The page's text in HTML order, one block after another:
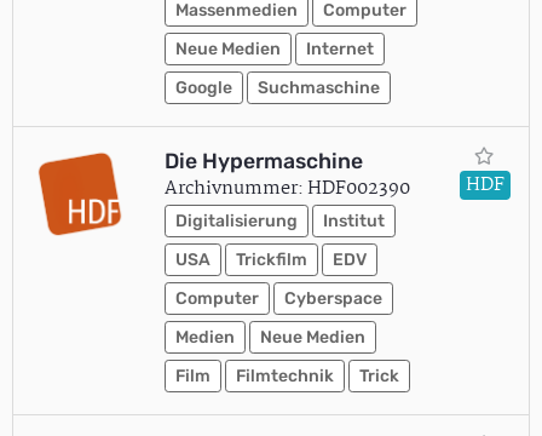
Massenmedien
Computer
Neue Medien
Internet
Google
Suchmaschine
Die Hypermaschine
Archivnummer: HDF002390
Digitalisierung
Institut
USA
Trickfilm
EDV
Computer
Cyberspace
Medien
Neue Medien
Film
Filmtechnik Trick
HDF